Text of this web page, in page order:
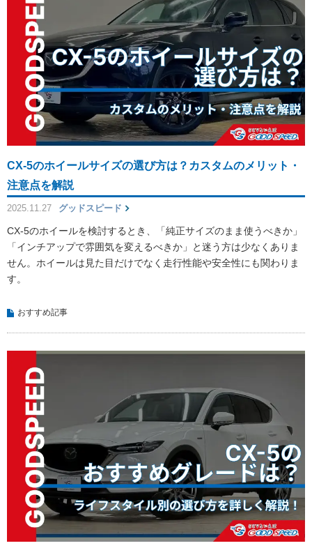
CX‑5のホイールサイズの選び方は？カスタムのメリット・
注意点を解説
2025.11.27 グッドスピード
CX-5のホイールを検討するとき、「純正サイズのまま使うべきか」
「インチアップで雰囲気を変えるべきか」と迷う方は少なくありま
せん。ホイールは見た目だけでなく走行性能や安全性にも関わりま
す。
おすすめ記事